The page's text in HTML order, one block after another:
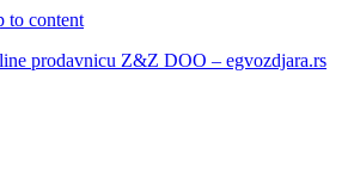
to content
prodavnicu Z&Z DOO – egvozdjara.rs